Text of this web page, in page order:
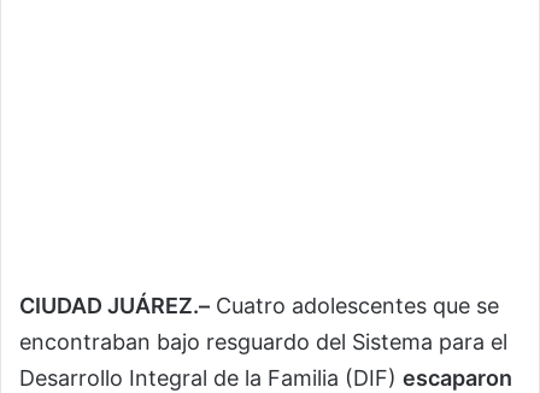
CIUDAD JUÁREZ.– Cuatro adolescentes que se
encontraban bajo resguardo del Sistema para el
Desarrollo Integral de la Familia (DIF) escaparon